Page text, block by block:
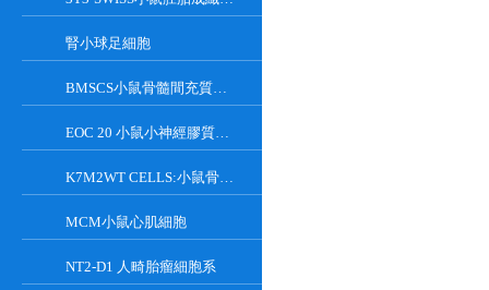
腎小球足細胞
BMSCS小鼠骨髓間充質干細胞
EOC 20 小鼠小神經膠質細胞系
K7M2WT CELLS:小鼠骨肉瘤成骨細胞系
MCM小鼠心肌細胞
NT2-D1 人畸胎瘤細胞系